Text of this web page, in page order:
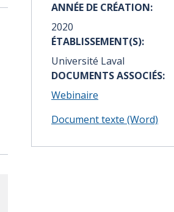
ANNÉE DE CRÉATION:
2020
ÉTABLISSEMENT(S):
Université Laval
DOCUMENTS ASSOCIÉS:
Webinaire
Document texte (Word)